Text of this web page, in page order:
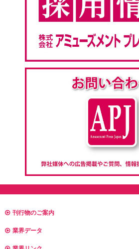
刊行物のご案内
業界データ